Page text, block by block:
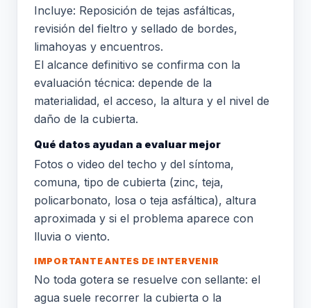
Incluye: Reposición de tejas asfálticas,
revisión del fieltro y sellado de bordes,
limahoyas y encuentros.
El alcance definitivo se confirma con la
evaluación técnica: depende de la
materialidad, el acceso, la altura y el nivel de
daño de la cubierta.
Qué datos ayudan a evaluar mejor
Fotos o video del techo y del síntoma,
comuna, tipo de cubierta (zinc, teja,
policarbonato, losa o teja asfáltica), altura
aproximada y si el problema aparece con
lluvia o viento.
IMPORTANTE ANTES DE INTERVENIR
No toda gotera se resuelve con sellante: el
agua suele recorrer la cubierta o la